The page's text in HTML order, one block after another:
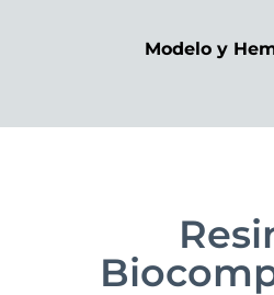
Modelo y